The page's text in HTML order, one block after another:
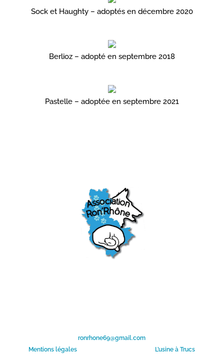
Sock et Haughty – adoptés en décembre 2020
Berlioz – adopté en septembre 2018
Pastelle – adoptée en septembre 2021
ronrhone69@gmail.com
Mentions légales
L’usine à Trucs